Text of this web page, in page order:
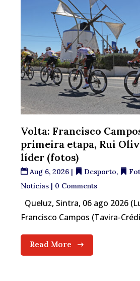
Volta: Francisco
primeira etapa, Rui
líder (fotos)
Aug 6, 2026 | Desporto,
Notícias | 0 Comments
Queluz, Sintra, 06 ago 2026
Francisco Campos (Tavira-
Read More